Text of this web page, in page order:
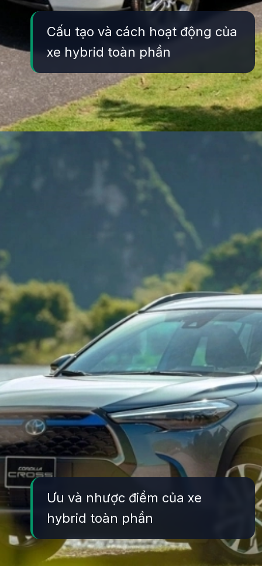
Cấu tạo và cách hoạt động của
xe hybrid toàn phần
Ưu và nhược điểm của xe
hybrid toàn phần